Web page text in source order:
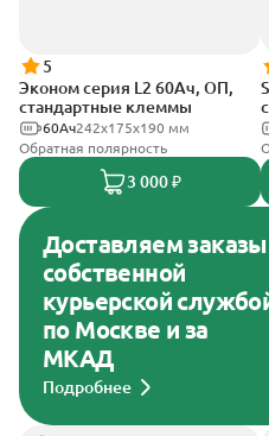
5
Эконом серия L2 60Ач, ОП,
стандартные клеммы
242х175х190 мм
60Ач
Обратная полярность
3 000 ₽
Доставляем заказы
собственной
курьерской
по Москве и за
МКАД
Подробнее